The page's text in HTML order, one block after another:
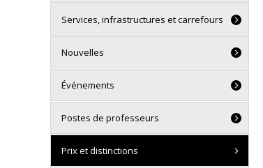
Services, infrastructures et carrefours
Nouvelles
Événements
Postes de professeurs
Prix et distinctions